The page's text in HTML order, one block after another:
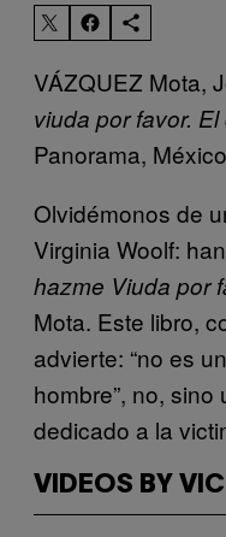
VÁZQUEZ Mota,
viuda por favor.
Panorama,
Olvidémonos de
Virginia Woolf:
hazme Viuda por
Mota. Este libro,
advierte: “no es
hombre”, no,
dedicado a la
VIDEOS BY